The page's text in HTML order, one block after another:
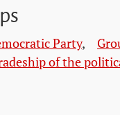
Party,
of the